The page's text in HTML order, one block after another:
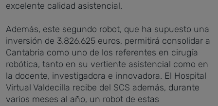
excelente calidad asistencial.
Además, este segundo robot, que ha supuesto una
inversión de 3.826.625 euros, permitirá consolidar a
Cantabria como uno de los referentes en cirugía
robótica, tanto en su vertiente asistencial como en
la docente, investigadora e innovadora. El Hospital
Virtual Valdecilla recibe del SCS además, durante
varios meses al año, un robot de estas